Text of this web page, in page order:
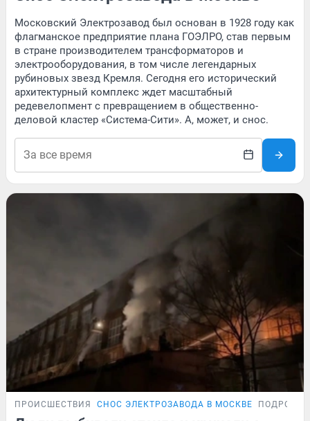
Московский Электрозавод был основан в 1928 году как
флагманское предприятие плана ГОЭЛРО, став первым
в стране производителем трансформаторов и
электрооборудования, в том числе легендарных
рубиновых звезд Кремля. Сегодня его исторический
архитектурный комплекс ждет масштабный
редевелопмент с превращением в общественно-
деловой кластер «Система-Сити». А, может, и снос.
ПРОИСШЕСТВИЯ СНОС ЭЛЕКТРОЗАВОДА В МОСКВЕ